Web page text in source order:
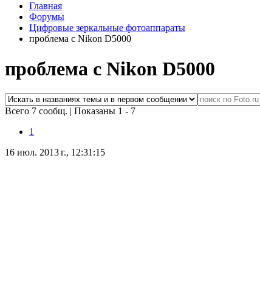
Главная
Форумы
Цифровые зеркальные фотоаппараты
проблема с Nikon D5000
проблема с Nikon D5000
Всего 7 сообщ. | Показаны 1 - 7
1
16 июл. 2013 г., 12:31:15